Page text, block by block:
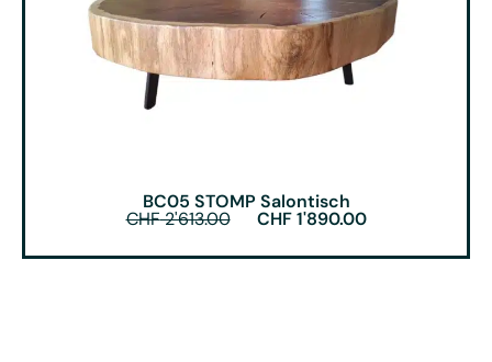
BC05 STOMP Salontisch
CHF2'613.00 CHF1'890.00